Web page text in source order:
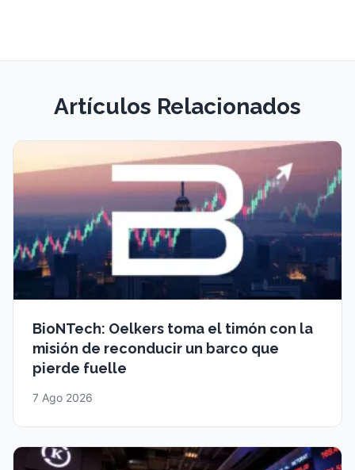
Artículos Relacionados
BioNTech: Oelkers toma el timón con la
misión de reconducir un barco que
pierde fuelle
7 Ago 2026